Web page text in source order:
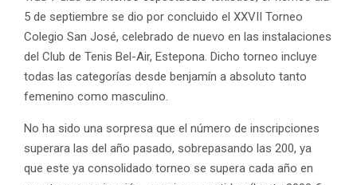
5 de septiembre se dio por concluido el XXVII Torneo
Colegio San José, celebrado de nuevo en las instalaciones
del Club de Tenis Bel-Air, Estepona. Dicho torneo incluye
todas las categorías desde benjamín a absoluto tanto
femenino como masculino.
No ha sido una sorpresa que el número de inscripciones
superara las del año pasado, sobrepasando las 200, ya
que este ya consolidado torneo se supera cada año en